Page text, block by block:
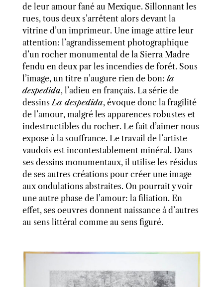
de leur amour fané au Mexique. Sillonnant les
rues, tous deux s’arrêtent alors devant la
vitrine d’un imprimeur. Une image attire leur
attention: l’agrandissement photographique
d’un rocher monumental de la Sierra Madre
fendu en deux par les incendies de forêt. Sous
l’image, un titre n’augure rien de bon: la
despedida, l’adieu en français. La série de
dessins La despedida, évoque donc la fragilité
de l’amour, malgré les apparences robustes et
indestructibles du rocher. Le fait d’aimer nous
expose à la souffrance. Le travail de l’artiste
vaudois est incontestablement minéral. Dans
ses dessins monumentaux, il utilise les résidus
de ses autres créations pour créer une image
aux ondulations abstraites. On pourrait y voir
une autre phase de l’amour: la filiation. En
effet, ses oeuvres donnent naissance à d’autres
au sens littéral comme au sens figuré.